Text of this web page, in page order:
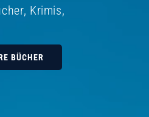
Krimis,
BÜCHER